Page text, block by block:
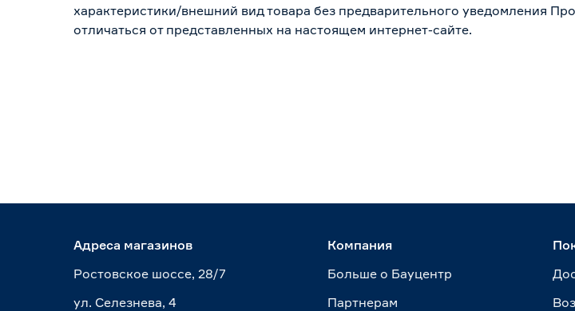
характеристики/внешний вид товара без предварительного уведомления
отличаться от представленных на настоящем интернет-сайте.
Адреса магазинов
Ростовское шоссе, 28/7
ул. Селезнева, 4
Компания
Больше о Бауцентр
Партнерам